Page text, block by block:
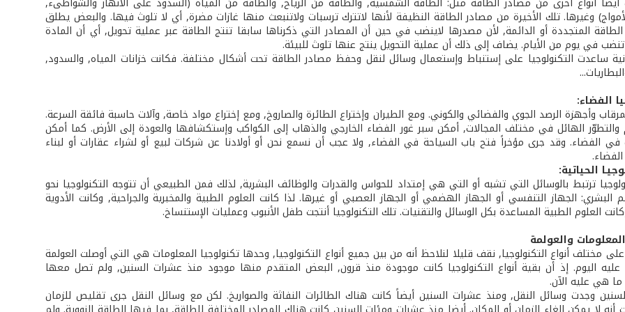
وغيرها. تلك الأخيرة من مصادر الطاقة النظيفة لأنها لاتترك ترسبات ولاتنبعث منها غازات مضرة, أي لا تلوث فيها. والبعض يطلق
المتجددة أو الدائمة, لأن مصدرها لاينضب في حين أن المصادر التي ذكرناها سابقا تنتج الطاقة عبر عملية تحويل, أي أن المادة
في يوم من الأيام. يضاف إلى ذلك أن عملية التحويل ينتج عنها تلوث للبيئة.
ساعدت التكنولوجيا على إستنباط وإستعمال وسائل لنقل وحفظ مصادر الطاقة تحت أشكال مختلفة. فكانت خزانات المياه, والسدود,
الفضاء:
وأجهزة الرصد الجوي والفضائي والكوني. ومع الطيران وإختراع الطائرة والصاروخ, ومع إختراع مواد خاصة, وآلات حاسبة فائقة السرعة.
والتطوّر الهائل في مختلف المجالات, أمكن سبر غور الفضاء الخارجي والذهاب إلى الكواكب وإستكشافها والعودة إلى الأرض. كما أمكن
الفضاء. وقد جرى مؤخراً فتح باب السياحة في الفضاء, ولا عجب أن نسمع نحن أو أولادنا عن شركات لبيع أو لشراء عقارات أو لبناء
الحياتية:
ترتبط بالوسائل التي تشبه أو التي هي إمتداد للحواس والقدرات والوظائف البشرية, لذلك فمن الطبيعي أن تتوجه التكنولوجيا نحو
البشري: الجهاز التنفسي أو الجهاز الهضمي أو الجهاز العصبي أو غيرها. لذا كانت العلوم الطبية والمخبرية والجراحية, وكانت الأدوية
العلوم الطبية المساعدة بكل الوسائل والتقنيات. تلك التكنولوجيا أنتجت طفل الأنبوب وعمليات الإستنساخ.
والعولمة
مختلف أنواع التكنولوجيا, نقف قليلا لنلاحظ أنه من بين جميع أنواع التكنولوجيا, وحدها تكنولوجيا المعلومات هي التي أوصلت العولمة
اليوم. إذ أن بقية أنواع التكنولوجيا كانت موجودة منذ قرون, البعض المتقدم منها موجود منذ عشرات السنين, ولم تصل معها
ما هي عليه الآن.
وجدت وسائل النقل, ومنذ عشرات السنين أيضاً كانت هناك الطائرات النفاثة والصواريخ. لكن مع وسائل النقل جرى تقليص للزمان